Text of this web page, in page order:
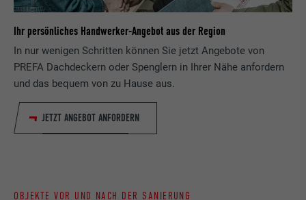
Ihr persönliches Handwerker-Angebot aus der Region
In nur wenigen Schritten können Sie jetzt Angebote von
PREFA Dachdeckern oder Spenglern in Ihrer Nähe anfordern
und das bequem von zu Hause aus.
JETZT ANGEBOT ANFORDERN
OBJEKTE VOR UND NACH DER SANIERUNG
Google Optimize
Laufzeit 90 Tage
Wird testweise gesetzt, um zu prüfen, ob
Speichert die vom Benutzer ausgewählte
Sprach version einer Webseite.
Name lang